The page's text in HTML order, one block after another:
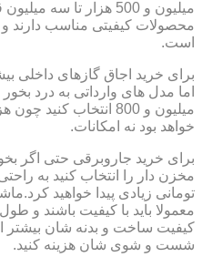
میلیون و 500 هزار تا
محصولات کیفیتی مناسب دارند و
است.
میلیون و 800 انتخاب
خواهد بود نه امکانات.
برای خرید جاروبرقی حتی اگر
تومانی زیادی پیدا خواهید
معمولا باید با کیفیت باشند و
کیفیت ساخت و بدنه شان بیشتر
شست و شوی شان هزینه کنید.